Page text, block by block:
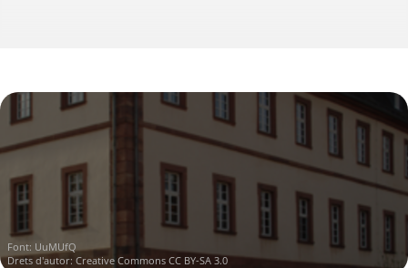
Font: UuMUfQ
Drets d'autor: Creative Commons CC BY-SA 3.0